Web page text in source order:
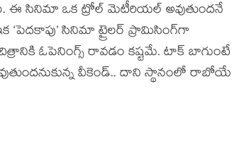
ఈ సినిమా ఒక ట్రోల్ మెటీరియల్ అవుతుందనే
‘పెదకాపు’ సినిమా ట్రైలర్ ప్రామిసింగ్‌గా
ఓపెనింగ్స్ రావడం కష్టమే. టాక్ బాగుంటే
వీకెండ్.. దాని స్థానంలో రాబోయే